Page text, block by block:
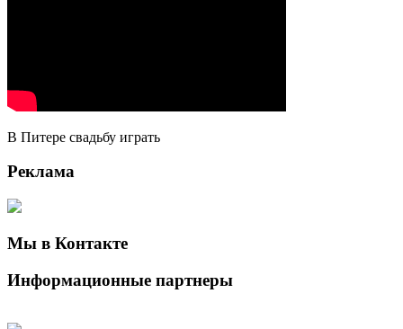
В Питере свадьбу играть
Реклама
Мы в Контакте
Информационные партнеры